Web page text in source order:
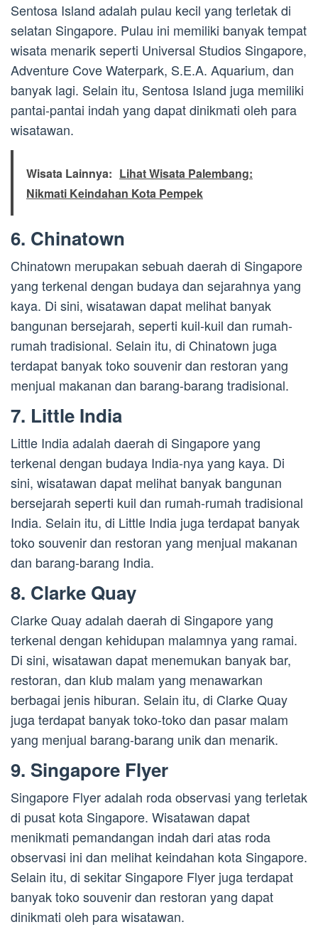
Sentosa Island adalah pulau kecil yang terletak di
selatan Singapore. Pulau ini memiliki banyak tempat
wisata menarik seperti Universal Studios Singapore,
Adventure Cove Waterpark, S.E.A. Aquarium, dan
banyak lagi. Selain itu, Sentosa Island juga memiliki
pantai-pantai indah yang dapat dinikmati oleh para
wisatawan.
Wisata Lainnya: Lihat Wisata Palembang:
Nikmati Keindahan Kota Pempek
6. Chinatown
Chinatown merupakan sebuah daerah di Singapore
yang terkenal dengan budaya dan sejarahnya yang
kaya. Di sini, wisatawan dapat melihat banyak
bangunan bersejarah, seperti kuil-kuil dan rumah-
rumah tradisional. Selain itu, di Chinatown juga
terdapat banyak toko souvenir dan restoran yang
menjual makanan dan barang-barang tradisional.
7. Little India
Little India adalah daerah di Singapore yang
terkenal dengan budaya India-nya yang kaya. Di
sini, wisatawan dapat melihat banyak bangunan
bersejarah seperti kuil dan rumah-rumah tradisional
India. Selain itu, di Little India juga terdapat banyak
toko souvenir dan restoran yang menjual makanan
dan barang-barang India.
8. Clarke Quay
Clarke Quay adalah daerah di Singapore yang
terkenal dengan kehidupan malamnya yang ramai.
Di sini, wisatawan dapat menemukan banyak bar,
restoran, dan klub malam yang menawarkan
berbagai jenis hiburan. Selain itu, di Clarke Quay
juga terdapat banyak toko-toko dan pasar malam
yang menjual barang-barang unik dan menarik.
9. Singapore Flyer
Singapore Flyer adalah roda observasi yang terletak
di pusat kota Singapore. Wisatawan dapat
menikmati pemandangan indah dari atas roda
observasi ini dan melihat keindahan kota Singapore.
Selain itu, di sekitar Singapore Flyer juga terdapat
banyak toko souvenir dan restoran yang dapat
dinikmati oleh para wisatawan.